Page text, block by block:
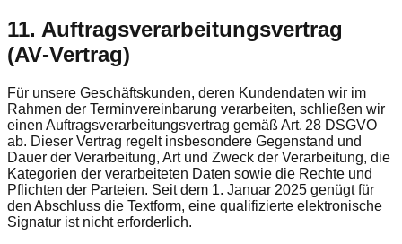
11. Auftragsverarbeitungs­vertrag
(AV‑Vertrag)
Für unsere Geschäftskunden, deren Kundendaten wir im
Rahmen der Terminvereinbarung verarbeiten, schließen wir
einen Auftragsverarbeitungs­vertrag gemäß Art. 28 DSGVO
ab. Dieser Vertrag regelt insbesondere Gegenstand und
Dauer der Verarbeitung, Art und Zweck der Verarbeitung, die
Kategorien der verarbeiteten Daten sowie die Rechte und
Pflichten der Parteien. Seit dem 1. Januar 2025 genügt für
den Abschluss die Textform, eine qualifizierte elektronische
Signatur ist nicht erforderlich.